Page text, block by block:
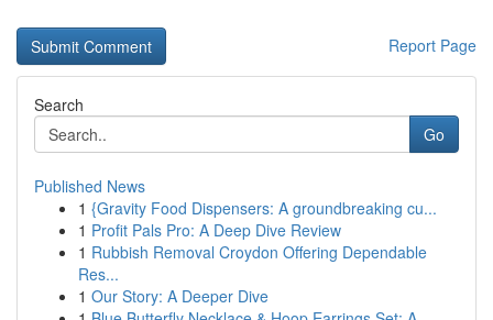
Report Page
Search
Go
Published News
1 {Gravity Food Dispensers: A groundbreaking cu...
1 Profit Pals Pro: A Deep Dive Review
1 Rubbish Removal Croydon Offering Dependable
Res...
1 Our Story: A Deeper Dive